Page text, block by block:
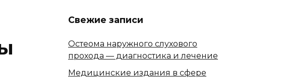
Свежие записи
Остеома наружного слухового
прохода — диагностика и лечение
Медицинские издания в сфере